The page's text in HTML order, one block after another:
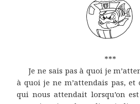
***
Je ne sais pas à quoi je
à quoi je ne m’attendais pas, et
qui nous attendait lorsqu’on